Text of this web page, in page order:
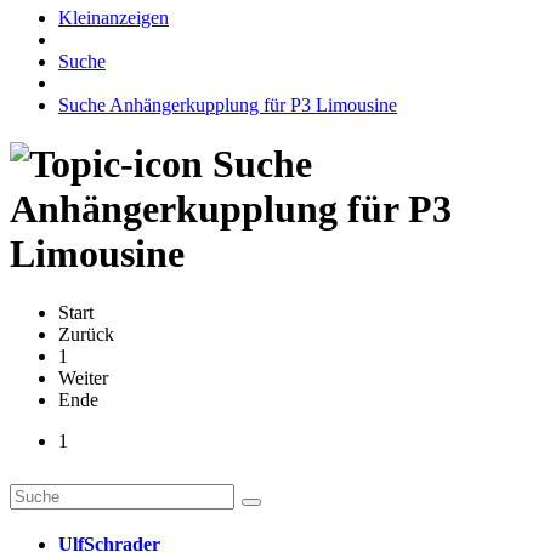
Kleinanzeigen
Suche
Suche Anhängerkupplung für P3 Limousine
Suche
Anhängerkupplung für P3
Limousine
Start
Zurück
1
Weiter
Ende
1
UlfSchrader